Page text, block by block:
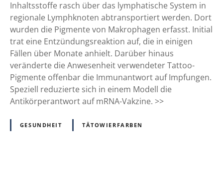
ä
c
h
l
i
c
h
b
e
T
a
t
t
o
o
-
M
a
s
Inhaltsstoffe rasch über das lymphatische System in
regionale Lymphknoten abtransportiert werden. Dort
wurden die Pigmente von Makrophagen erfasst. Initial
trat eine Entzündungsreaktion auf, die in einigen
Fällen über Monate anhielt. Darüber hinaus
veränderte die Anwesenheit verwendeter Tattoo-
Pigmente offenbar die Immunantwort auf Impfungen.
Speziell reduzierte sich in einem Modell die
Antikörperantwort auf mRNA-Vakzine. >>
GESUNDHEIT TÄTOWIERFARBEN